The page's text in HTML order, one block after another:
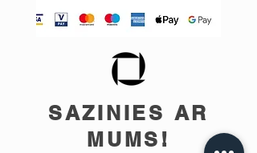
SAZINIES AR
MUMS!